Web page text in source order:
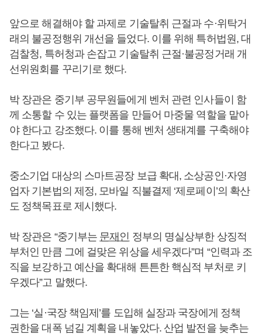
앞으로 해결해야 할 과제로 기술탈취 근절과 수·위탁거
래의 불공정행위 개선을 들었다. 이를 위해 특허법원, 대
검찰청, 특허청과 손잡고 기술탈취 근절·불공정거래 개
선위원회를 꾸리기로 했다.
박 장관은 중기부 공무원들에게 벤처 관련 인사들이 함
께 소통할 수 있는 플랫폼을 만들어 마중물 역할을 맡아
야 한다고 강조했다. 이를 통해 벤처 생태계를 구축해야
한다고 봤다.
중소기업 대상의 스마트공장 보급 확대, 소상공인·자영
업자 기본법의 제정, 모바일 직불결제 ‘제로페이’의 확산
도 정책목표로 제시했다.
박 장관은 “중기부는 문재인 정부의 명실상부한 상징적
부처인 만큼 그에 걸맞은 위상을 세우겠다”며 “인력과 조
직을 보강하고 예산을 확대해 튼튼한 핵심적 부처로 키
우겠다”고 말했다.
그는 ‘실·국장 책임제’를 도입해 실장과 국장에게 정책
권한을 대폭 넘길 계획을 내놓았다. 산업 발전을 늦추는